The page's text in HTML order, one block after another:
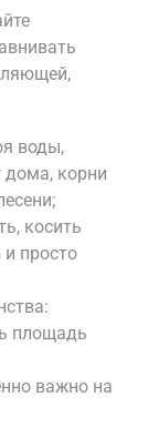
воды,
корни
косить
просто
площадь
важно на